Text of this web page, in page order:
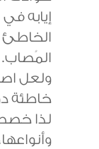
إيابه
الخاطئ
المُصاب.
ولعل
خاطئة
لذا